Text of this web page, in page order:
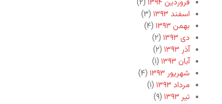
فروردین ۱۳۹۴
(۲)
اسفند ۱۳۹۳
(۳)
بهمن ۱۳۹۳
(۴)
دی ۱۳۹۳
(۲)
آذر ۱۳۹۳
(۲)
آبان ۱۳۹۳
(۱)
شهریور ۱۳۹۳
(۴)
مرداد ۱۳۹۳
(۱)
تیر ۱۳۹۳
(۹)